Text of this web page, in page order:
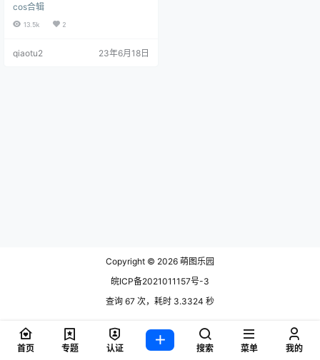
集，这位可以称得上是不能不看的
美女coser。提起小仓千代w相信很
低，同时还在B站上直.
cos合辑
13.5k 2
qiaotu2 23年6月18日
Copyright © 2026 萌图乐园
皖ICP备2021011157号-3
查询 67 次，耗时 3.3324 秒
首页 专题 认证 搜索 菜单 我的